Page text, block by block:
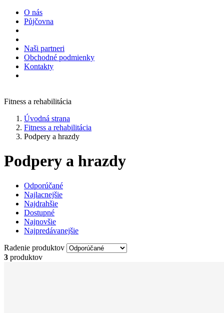
O nás
Půjčovna
Naši partneri
Obchodné podmienky
Kontakty
Fitness a rehabilitácia
Úvodná strana
Fitness a rehabilitácia
Podpery a hrazdy
Podpery a hrazdy
Odporúčané
Najlacnejšie
Najdrahšie
Dostupné
Najnovšie
Najpredávanejšie
Radenie produktov
3 produktov